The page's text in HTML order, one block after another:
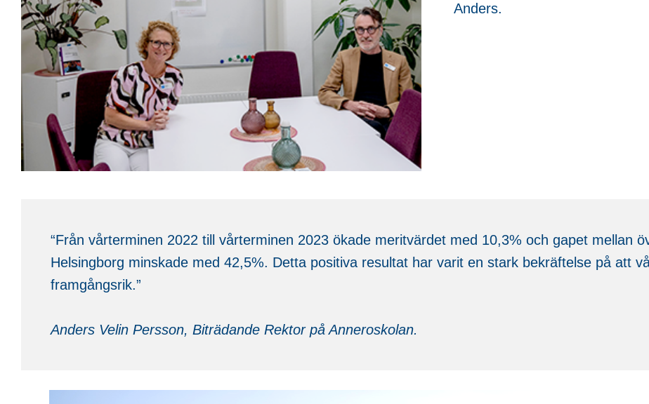
Anders.
“Från vårterminen 2022 till vårterminen 2023 ökade meritvärdet med 10,3% och gapet mellan
Helsingborg minskade med 42,5%. Detta positiva resultat har varit en stark bekräftelse på att
framgångsrik.”
Anders Velin Persson, Biträdande Rektor på Anneroskolan.